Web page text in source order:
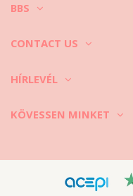
BBS
CONTACT US
HÍRLEVÉL
KÖVESSEN MINKET